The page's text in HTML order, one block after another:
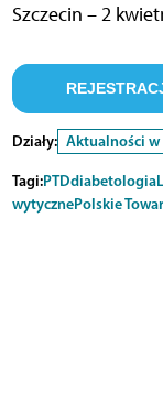
Szczecin – 2
Działy: Aktualności
Tagi:PTDdiabetologia
wytycznePolskie